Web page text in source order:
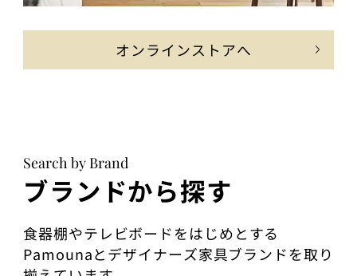
オンラインストアへ
Search by Brand
ブランドから探す
食器棚やテレビボードをはじめとする
Pamounaとデザイナーズ家具ブランドを取り